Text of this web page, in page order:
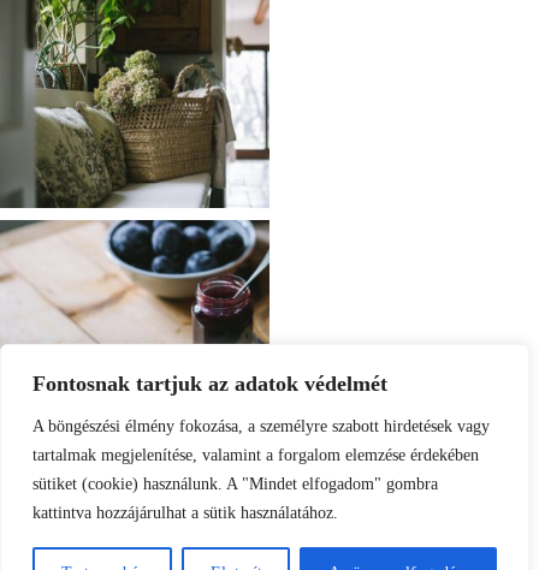
Fontosnak tartjuk az adatok védelmét
A böngészési élmény fokozása, a személyre szabott hirdetések vagy
tartalmak megjelenítése, valamint a forgalom elemzése érdekében
sütiket (cookie) használunk. A "Mindet elfogadom" gombra
kattintva hozzájárulhat a sütik használatához.